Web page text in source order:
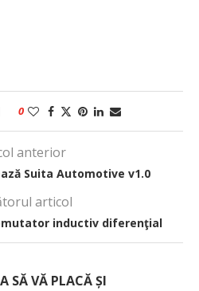
0
anterior
Suita Automotive v1.0
articol
inductiv diferenţial
SĂ VĂ PLACĂ ȘI